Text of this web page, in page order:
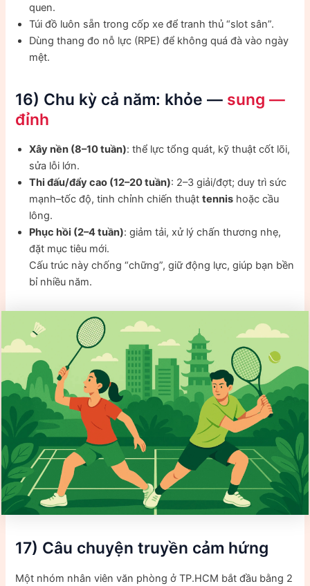
quen.
Túi đồ luôn sẵn trong cốp xe để tranh thủ “slot sân”.
Dùng thang đo nỗ lực (RPE) để không quá đà vào ngày
mệt.
16) Chu kỳ cả năm: khỏe — sung —
đỉnh
Xây nền (8–10 tuần): thể lực tổng quát, kỹ thuật cốt lõi,
sửa lỗi lớn.
Thi đấu/đẩy cao (12–20 tuần): 2–3 giải/đợt; duy trì sức
mạnh–tốc độ, tinh chỉnh chiến thuậttennis hoặc cầu
lông.
Phục hồi (2–4 tuần): giảm tải, xử lý chấn thương nhẹ,
đặt mục tiêu mới.
Cấu trúc này chống “chững”, giữ động lực, giúp bạn bền
bỉ nhiều năm.
17) Câu chuyện truyền cảm hứng
Một nhóm nhân viên văn phòng ở TP.HCM bắt đầu bằng 2